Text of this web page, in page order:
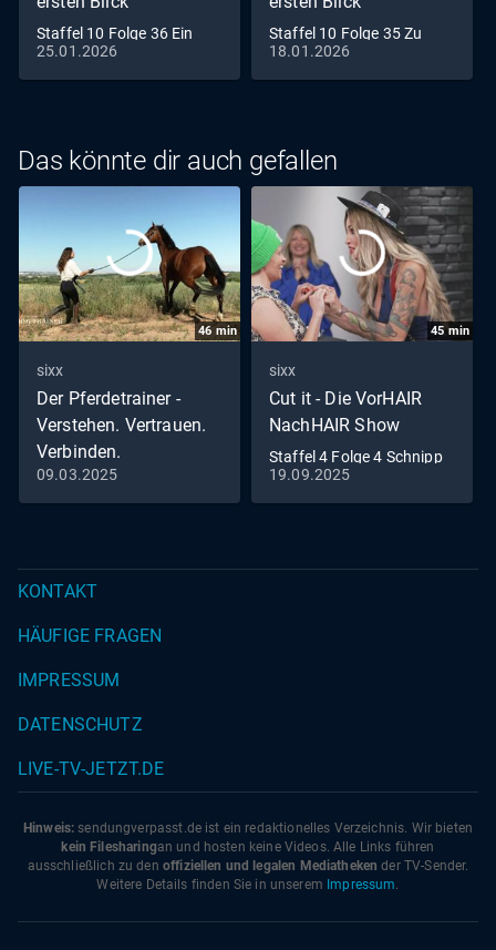
Staffel 10 Folge 36 Ein
letzter Rückblick
25.01.2026
Staffel 10 Folge 35 Zu
Rede gestellt
18.01.2026
Das könnte dir auch gefallen
46min
sixx
Der Pferdetrainer -
Verstehen. Vertrauen.
Verbinden.
Unter der spanischen
Sonne: Raphael Dysli
09.03.2025
45min
sixx
Cut it - Die VorHAIR
NachHAIR Show
Staffel 4 Folge 4 Schnipp
Schnapp - Haare ab
19.09.2025
KONTAKT
HÄUFIGE FRAGEN
IMPRESSUM
DATENSCHUTZ
LIVE-TV-JETZT.DE
Hinweis: sendungverpasst.de ist ein redaktionelles Verzeichnis. Wir bieten
kein Filesharingan und hosten keine Videos. Alle Links führen
ausschließlich zu den offiziellen und legalen Mediatheken der TV-Sender.
Weitere Details finden Sie in unserem Impressum.